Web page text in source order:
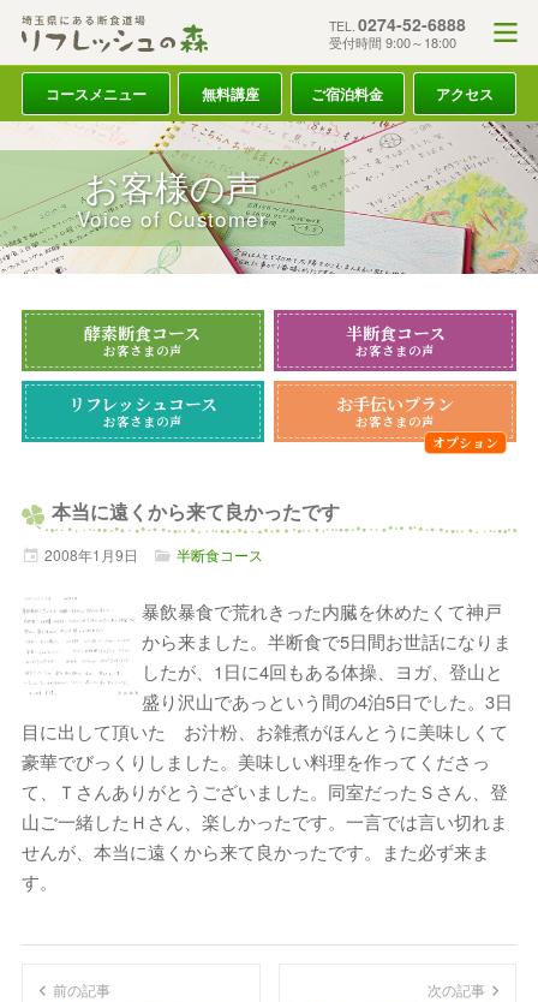
TEL. 0274-52-6888
受付時間 9:00～18:00
コースメニュー 無料講座 ご宿泊料金 アクセス
お客様の声
Voice of Customer
酵素断食コース
お客さまの声
半断食コース
お客さまの声
リフレッシュコース
お客さまの声
お手伝いプラン
お客さまの声
本当に遠くから来て良かったです
2008年1月9日 半断食コース
暴飲暴食で荒れきった内臓を休めたくて神戸
から来ました。半断食で5日間お世話になりま
したが、1日に4回もある体操、ヨガ、登山と
盛り沢山であっという間の4泊5日でした。3日
目に出して頂いた お汁粉、お雑煮がほんとうに美味しくて
豪華でびっくりしました。美味しい料理を作ってくださっ
て、Ｔさんありがとうございました。同室だったＳさん、登
山ご一緒したＨさん、楽しかったです。一言では言い切れま
せんが、本当に遠くから来て良かったです。また必ず来ま
す。
前の記事 次の記事